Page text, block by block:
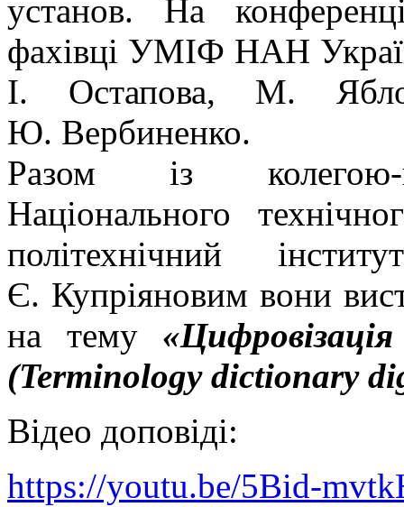
установ. На
фахівці УМІФ НАН
І. Остапова, М.
Ю. Вербиненко.
Разом із колегою-
Національного
політехнічний
Є. Купріяновим вони
на тему
(Terminology dictionary
Відео доповіді:
https://youtu.be/5Bid-